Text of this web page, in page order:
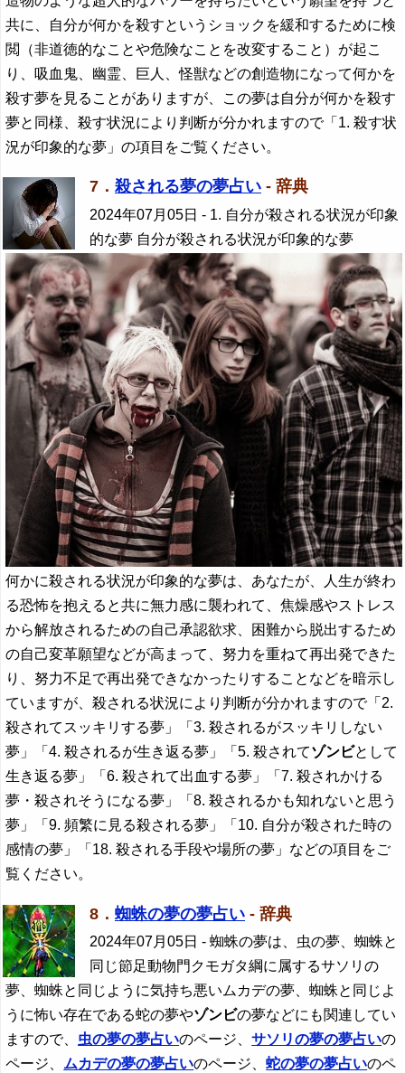
共に、自分が何かを殺すというショックを緩和するために検
閲（非道徳的なことや危険なことを改変すること）が起こ
り、吸血鬼、幽霊、巨人、怪獣などの創造物になって何かを
殺す夢を見ることがありますが、この夢は自分が何かを殺す
夢と同様、殺す状況により判断が分かれますので「1. 殺す状
況が印象的な夢」の項目をご覧ください。
7． 殺される夢の夢占い - 辞典
2024年07月05日 - 1. 自分が殺される状況が印象
的な夢 自分が殺される状況が印象的な夢
何かに殺される状況が印象的な夢は、あなたが、人生が終わ
る恐怖を抱えると共に無力感に襲われて、焦燥感やストレス
から解放されるための自己承認欲求、困難から脱出するため
の自己変革願望などが高まって、努力を重ねて再出発できた
り、努力不足で再出発できなかったりすることなどを暗示し
ていますが、殺される状況により判断が分かれますので「2.
殺されてスッキリする夢」「3. 殺されるがスッキリしない
夢」「4. 殺されるが生き返る夢」「5. 殺されてゾンビとして
生き返る夢」「6. 殺されて出血する夢」「7. 殺されかける
夢・殺されそうになる夢」「8. 殺されるかも知れないと思う
夢」「9. 頻繁に見る殺される夢」「10. 自分が殺された時の
感情の夢」「18. 殺される手段や場所の夢」などの項目をご
覧ください。
8． 蜘蛛の夢の夢占い - 辞典
2024年07月05日 - 蜘蛛の夢は、虫の夢、蜘蛛と
同じ節足動物門クモガタ綱に属するサソリの
夢、蜘蛛と同じように気持ち悪いムカデの夢、蜘蛛と同じよ
うに怖い存在である蛇の夢やゾンビの夢などにも関連してい
ますので、 虫の夢の夢占いのページ、サソリの夢の夢占いの
ページ、 ムカデの夢の夢占いのページ、蛇の夢の夢占いのペ